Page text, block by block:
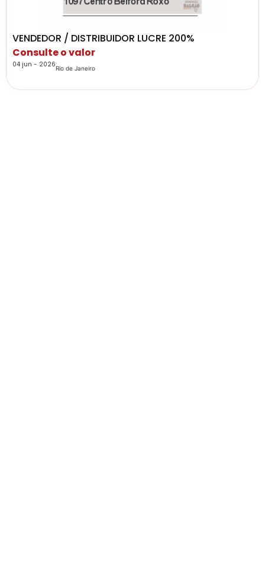
VENDEDOR / DISTRIBUIDOR LUCRE 200%
Consulte o valor
04 jun - 2026Rio de Janeiro